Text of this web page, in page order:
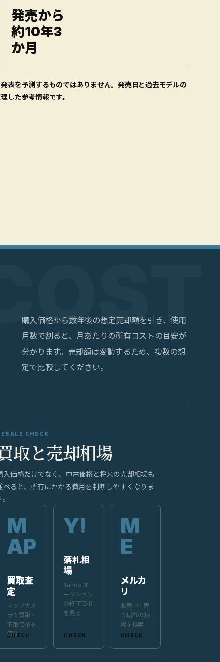
発売から
約10年3
か月
表を予測するものではありません。発売日と過去モデルの
した参考情報です。
購入価格から数年後の想定売却額を引き、使用
月数で割ると、月あたりの所有コストの目安が
分かります。売却額は変動するため、複数の想
定で比較してください。
CHECK
取と売却相場
入価格だけでなく、中古価格と将来の売却相場も
べると、所有にかかる費用を判断しやすくなりま
買取査
定
マップカメ
ラで買取・
下取価格を
確認
落札相
場
Yahoo!オ
ークション
の終了価格
を見る
メルカ
リ
販売中・売
り切れの相
場を検索